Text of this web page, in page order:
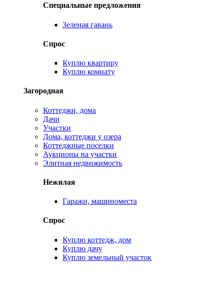
Специальные предложения
Зеленая гавань
Спрос
Куплю квартиру
Куплю комнату
Загородная
Коттеджи, дома
Дачи
Участки
Дома, коттеджи у озера
Коттеджные поселки
Аукционы на участки
Элитная недвижимость
Нежилая
Гаражи, машиноместа
Спрос
Куплю коттедж, дом
Куплю дачу
Куплю земельный участок